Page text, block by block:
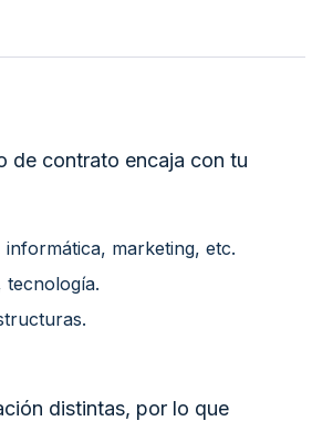
de contrato encaja con tu
marketing, etc.
tecnología.
distintas, por lo que